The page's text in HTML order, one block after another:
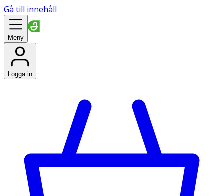
Gå till innehåll
Meny
Logga in